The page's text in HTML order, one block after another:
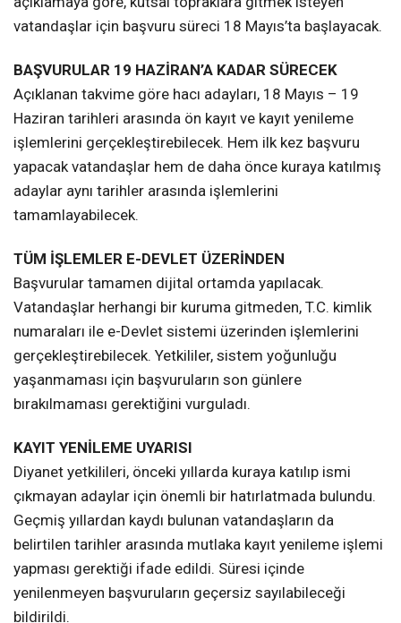
vatandaşlar için başvuru süreci 18 Mayıs’ta başlayacak.
BAŞVURULAR 19 HAZİRAN’A KADAR SÜRECEK
Açıklanan takvime göre hacı adayları, 18 Mayıs – 19
Haziran tarihleri arasında ön kayıt ve kayıt yenileme
işlemlerini gerçekleştirebilecek. Hem ilk kez başvuru
yapacak vatandaşlar hem de daha önce kuraya katılmış
adaylar aynı tarihler arasında işlemlerini
tamamlayabilecek.
TÜM İŞLEMLER E-DEVLET ÜZERİNDEN
Başvurular tamamen dijital ortamda yapılacak.
Vatandaşlar herhangi bir kuruma gitmeden, T.C. kimlik
numaraları ile e-Devlet sistemi üzerinden işlemlerini
gerçekleştirebilecek. Yetkililer, sistem yoğunluğu
yaşanmaması için başvuruların son günlere
bırakılmaması gerektiğini vurguladı.
KAYIT YENİLEME UYARISI
Diyanet yetkilileri, önceki yıllarda kuraya katılıp ismi
çıkmayan adaylar için önemli bir hatırlatmada bulundu.
Geçmiş yıllardan kaydı bulunan vatandaşların da
belirtilen tarihler arasında mutlaka kayıt yenileme işlemi
yapması gerektiği ifade edildi. Süresi içinde
yenilenmeyen başvuruların geçersiz sayılabileceği
bildirildi.